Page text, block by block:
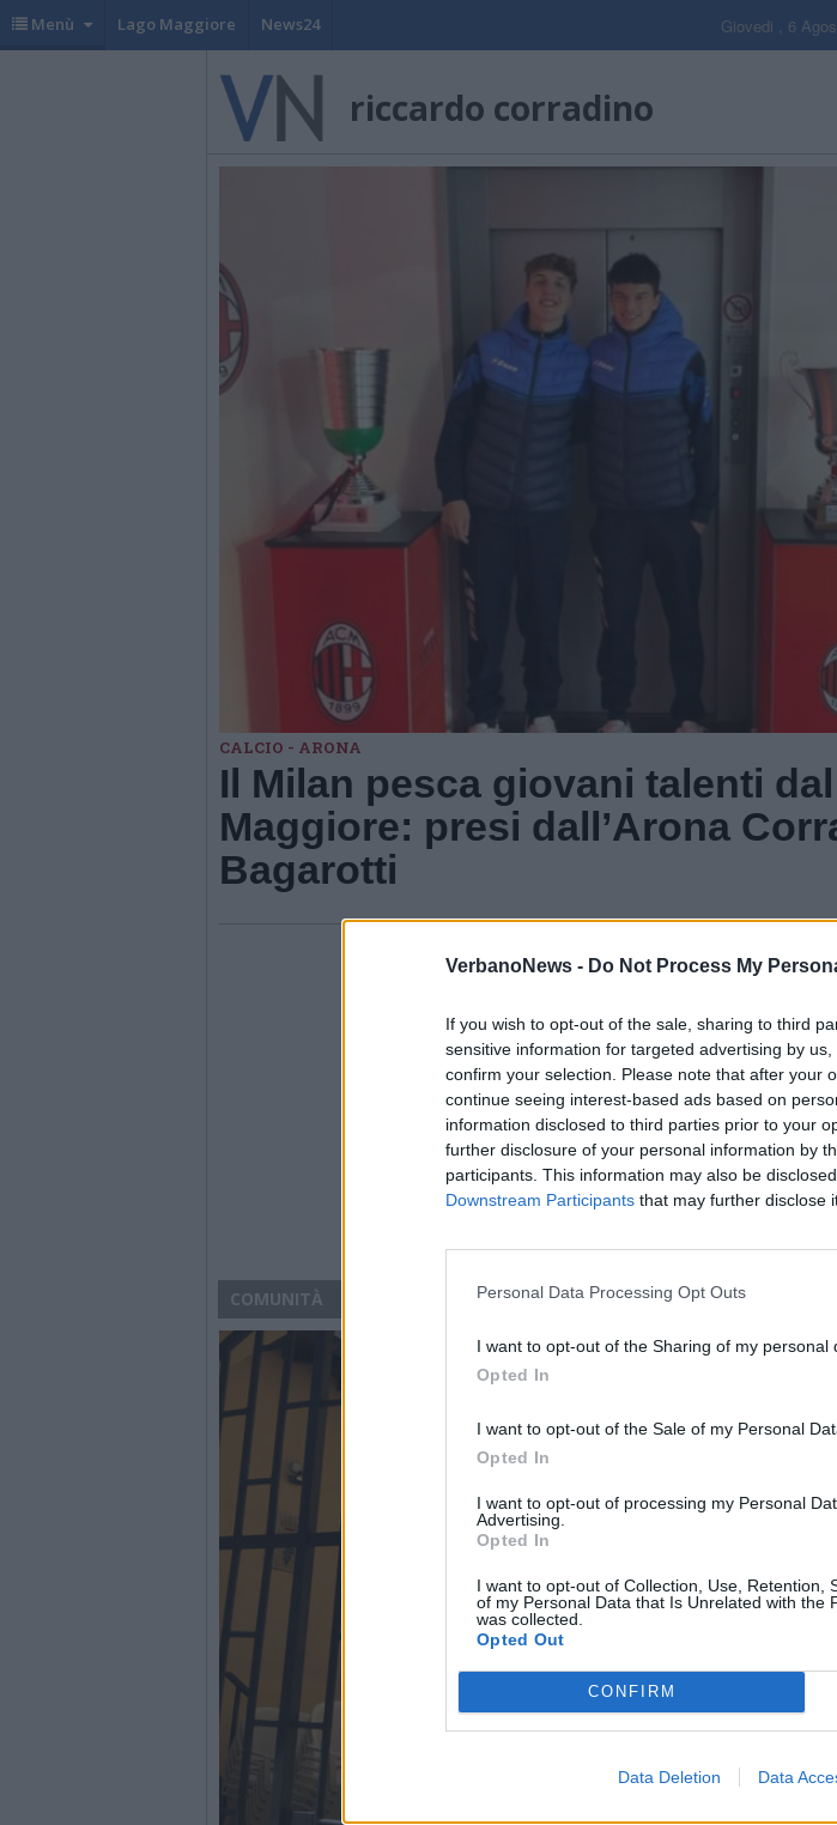
VerbanoNews - Do Not Process My
If you wish to opt-out of the sale, sharing to third
sensitive information for targeted advertising by
confirm your selection. Please note that after your
continue seeing interest-based ads based on
information disclosed to third parties prior to your
further disclosure of your personal information by
participants. This information may also be
Downstream Participants that may further disclose
Personal Data Processing Opt Outs
I want to opt-out of the Sharing of my personal
Opted In
I want to opt-out of the Sale of my Personal
Opted In
I want to opt-out of processing my Personal
Advertising.
Opted In
I want to opt-out of Collection, Use, Retention,
of my Personal Data that Is Unrelated with the
was collected.
Opted Out
CONFIRM
Data Deletion Data
Menù Lago Maggiore News24 Giovedi , 6
riccardo corradino
CALCIO - ARONA
Il Milan pesca giovani talenti
Maggiore: presi dall’Arona
Bagarotti
COMUNITÀ